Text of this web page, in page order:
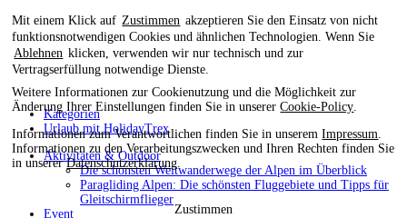
Mit einem Klick auf Zustimmen akzeptieren Sie den Einsatz von nicht
funktionsnotwendigen Cookies und ähnlichen Technologien. Wenn Sie
Ablehnen klicken, verwenden wir nur technisch und zur
Vertragserfüllung notwendige Dienste.
Weitere Informationen zur Cookienutzung und die Möglichkeit zur
Änderung Ihrer Einstellungen finden Sie in unsererCookie-Policy
Informationen zum Verantwortlichen finden Sie in unseremImpressum
Informationen zu den Verarbeitungszwecken und Ihren Rechten finden Sie
in unsererDatenschutzerklärung
Zustimmen
Kategorien
Urlaub mit HolidayTrex
Aktivitäten & Outdoor
Die schönsten Weitwanderwege der Alpen im Überblick
Paragliding Alpen: Die schönsten Fluggebiete und Tipps für
Gleitschirmflieger
Event